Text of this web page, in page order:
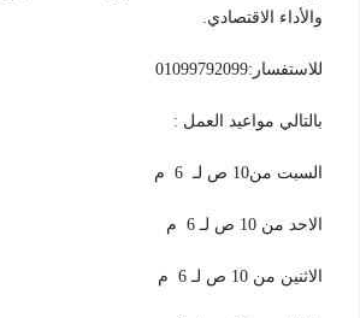
والأداء الاقتصادي.
للاستفسار:01099792099
بالتالي مواعيد العمل :
السبت من10 ص لـ 6 م
الاحد من 10 ص لـ 6 م
الاثنين من 10 ص لـ 6 م